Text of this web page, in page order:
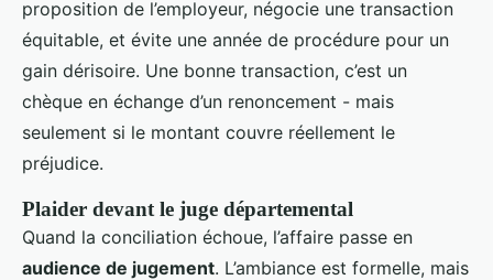
proposition de l’employeur, négocie une transaction
équitable, et évite une année de procédure pour un
gain dérisoire. Une bonne transaction, c’est un
chèque en échange d’un renoncement - mais
seulement si le montant couvre réellement le
préjudice.
Plaider devant le juge départemental
Quand la conciliation échoue, l’affaire passe en
audience de jugement. L’ambiance est formelle, mais